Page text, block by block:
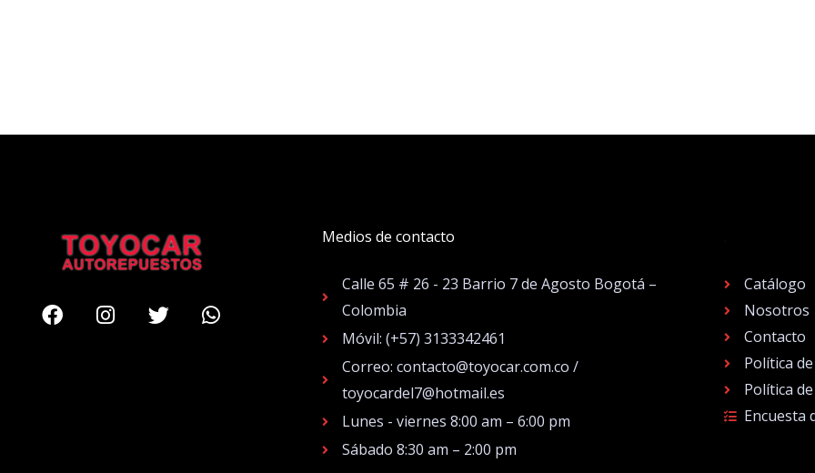
FacebookInstagram
TwitterWhatsapp
Medios de contacto
Calle 65 # 26 - 23 Barrio 7 de Agosto Bogotá –
Colombia
Móvil: (+57) 3133342461
Correo: contacto@toyocar.com.co /
toyocardel7@hotmail.es
Lunes - viernes 8:00 am – 6:00 pm
Sábado 8:30 am – 2:00 pm
Catálogo
Nosotros
Contacto
Política
Política
Encuesta